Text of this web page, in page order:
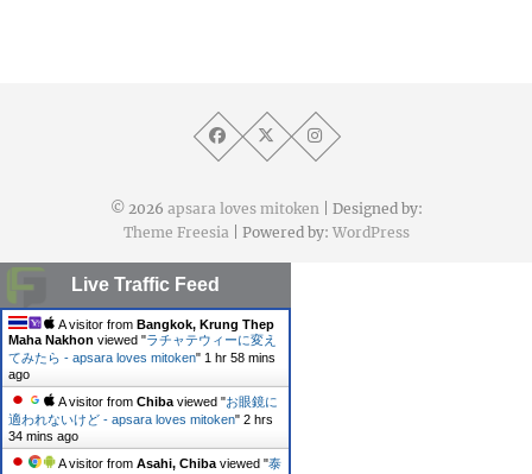
© 2026 apsara loves mitoken| Designed by:
Theme Freesia| Powered by: WordPress
Live Traffic Feed
A visitor from Bangkok, Krung Thep
Maha Nakhon viewed "ラチャテウィーに変え
てみたら - apsara loves mitoken" 1 hr 58 mins
ago
A visitor from Chiba viewed "お眼鏡に
適われないけど - apsara loves mitoken" 2 hrs
34 mins ago
A visitor from Asahi, Chiba viewed "泰